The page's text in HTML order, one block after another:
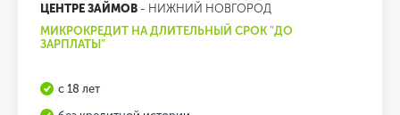
ЦЕНТРЕ ЗАЙМОВ - НИЖНИЙ НОВГОРОД
МИКРОКРЕДИТ НА ДЛИТЕЛЬНЫЙ СРОК "ДО
ЗАРПЛАТЫ"
с 18 лет